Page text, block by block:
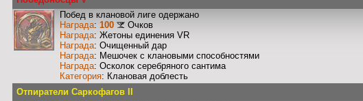
Побед в клановой лиге одержано
Награда: 100
Очков
Награда: Жетоны единения VR
Награда: Очищенный дар
Награда: Мешочек с клановыми способностями
Награда: Осколок серебряного сантима
Категория: Клановая доблесть
Отпиратели Саркофагов II